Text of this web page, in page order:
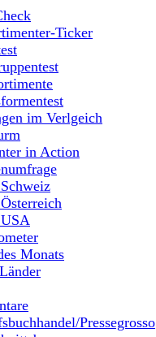
Ticker
im Verlgeich
in Action
Monats
Pressegrosso